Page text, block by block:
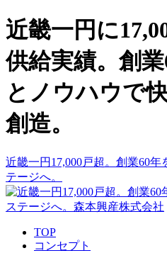
近畿一円に
供給実績。創
とノウハウで
創造。
近畿一円17,000戸超。創業60
テージへ。
TOP
コンセプト